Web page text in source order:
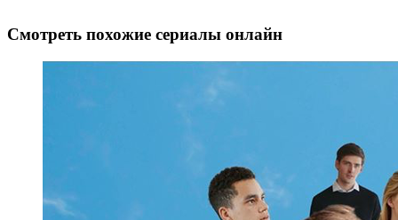
Смотреть похожие сериалы онлайн